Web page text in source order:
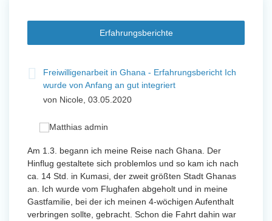
Erfahrungsberichte
Freiwilligenarbeit in Ghana - Erfahrungsbericht Ich
wurde von Anfang an gut integriert
von Nicole, 03.05.2020
Am 1.3. begann ich meine Reise nach Ghana. Der
Hinflug gestaltete sich problemlos und so kam ich nach
ca. 14 Std. in Kumasi, der zweit größten Stadt Ghanas
an. Ich wurde vom Flughafen abgeholt und in meine
Gastfamilie, bei der ich meinen 4-wöchigen Aufenthalt
verbringen sollte, gebracht. Schon die Fahrt dahin war